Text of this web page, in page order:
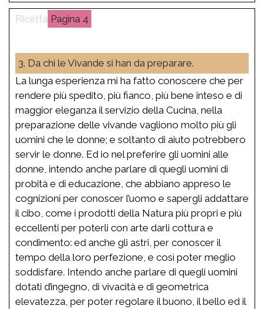
4
3. Da chi le Vivande si han da preparare.
La lunga esperienza mi ha fatto conoscere che per
rendere più spedito, più fianco, più bene inteso e di
maggior eleganza il servizio della Cucina, nella
preparazione delle vivande vagliono molto più gli
uomini che le donne; e soltanto di aiuto potrebbero
servir le donne. Ed io nel preferire gli uomini alle
donne, intendo anche parlare di quegli uomini di
probità e di educazione, che abbiano appreso le
cognizioni per conoscer l’uomo e sapergli addattare
il cibo, come i prodotti della Natura più propri e più
eccellenti per poterli con arte darli cottura e
condimento: ed anche gli astri, per conoscer il
tempo della loro perfezione, e così poter meglio
soddisfare. Intendo anche parlare di quegli uomini
dotati d’ingegno, di vivacità e di geometrica
elevatezza, per poter regolare il buono, il bello ed il